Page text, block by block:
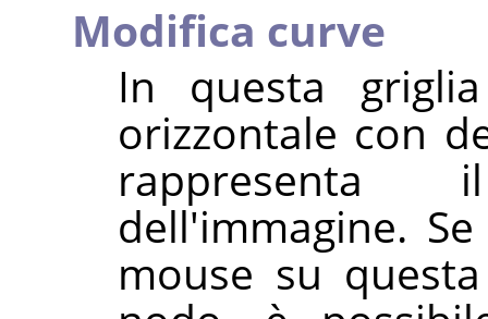
Modifica curve
In questa
orizzontale con
dell'immagine.
mouse su